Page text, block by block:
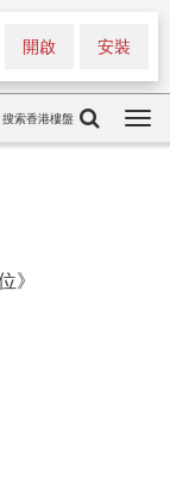
安裝
開啟
搜索香港樓盤
》